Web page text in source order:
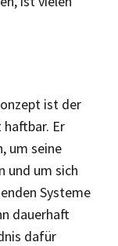
ist der
Er
um seine
und um sich
Systeme
dauerhaft
dafür